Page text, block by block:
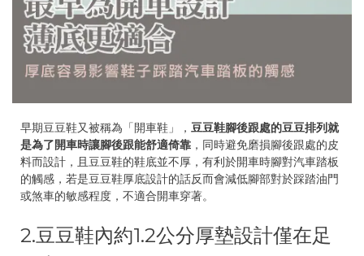
早期豆豆鞋又被稱為「開車鞋」， 豆豆鞋腳後跟處的豆豆排列就
是為了開車時讓腳後跟能舒適倚靠 ，同時避免磨損腳後跟處的皮
料而設計，且豆豆鞋的鞋底並不厚，有利於開車時腳對汽車踏板
的觸感，若是豆豆鞋厚底設計的話反而會減低腳部對於踩踏油門
或煞車的敏感程度，不適合開車穿著。
2.豆豆鞋內約1.2公分厚墊設計僅在足